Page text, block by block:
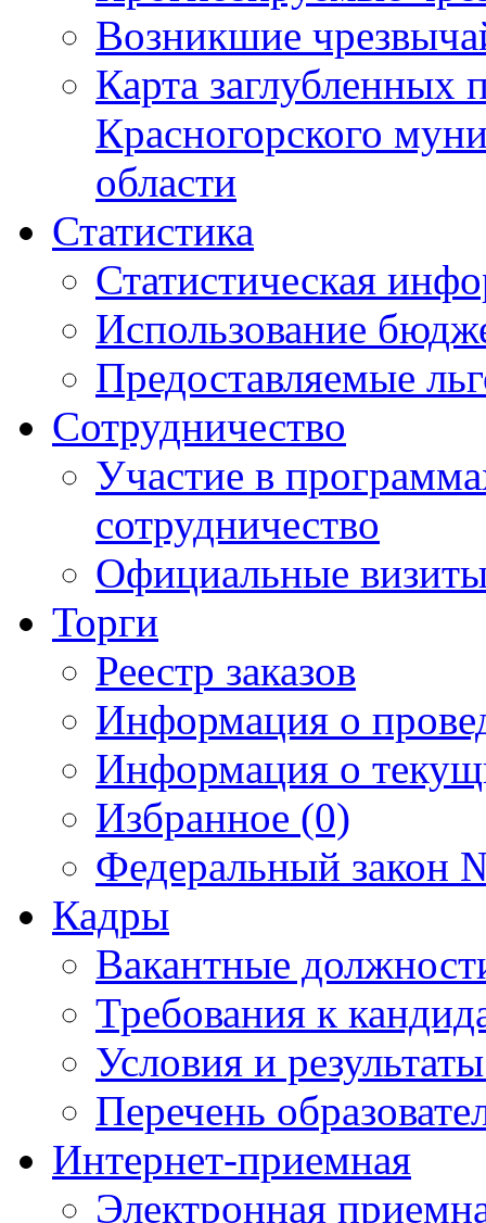
Возникшие
Карта
Красногорского
области
Статистика
Статистическая
Использование
Предоставляемые
Сотрудничество
Участие в
сотрудничество
Официальные
Торги
Реестр заказов
Информация о
Информация о
Избранное (0)
Федеральный закон
Кадры
Вакантные
Требования к
Условия и
Перечень
Интернет-приемная
Электронная